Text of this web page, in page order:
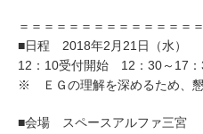
＝＝＝＝＝＝＝＝＝＝＝＝＝＝
■日程 2018年2月21日（水）
12：10受付開始 12：30～17
※ ＥＧの理解を深めるため、懇
■会場 スペースアルファ三宮